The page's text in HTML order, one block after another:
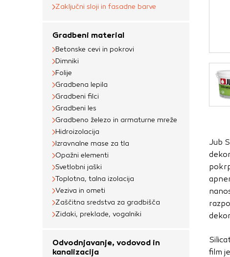
Zaključni sloji in fasadne barve
Gradbeni material
Betonske cevi in pokrovi
Dimniki
Folije
Gradbena lepila
Gradbeni filci
Gradbeni les
Gradbeno železo in armaturne mreže
Hidroizolacija
Izravnalne mase za tla
Opažni elementi
Svetlobni jaški
Toplotna, talna izolacija
Veziva in ometi
Zaščitna sredstva za gradbišča
Zidaki, preklade, vogalniki
Odvodnjavanje, vodovod in
kanalizacija
Jub
film
Obvezni piškotki
Ti piškotki so nujni za
Običajno so
nastavitev zasebnosti,
blokira te piškotke ali
Piškotki za
S temi piškotki
priljubljena, in
zbirajo, so združeni in
obiskali naše spletno
Piškotki za ciljno
Te piškotke nastavijo
na drugih spletnih
naprave. Če zavrnete